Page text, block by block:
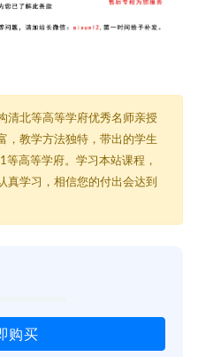
清北等高等学府优秀名师亲授
，教学方法独特，带出的学生
高等学府。学习本站课程，
真学习，相信您的付出会达到
购买